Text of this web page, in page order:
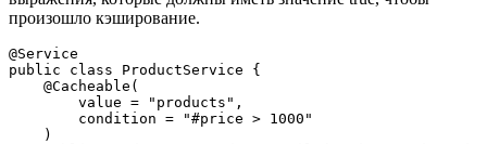
произошло кэширование.
@Service
public class ProductService {
    @Cacheable(
        value = "products",
        condition = "#price > 1000"
    )